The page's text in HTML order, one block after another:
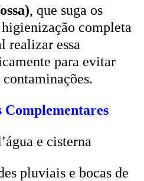
, que suga os
completa
realizar essa
para evitar
Complementares
e cisterna
pluviais e bocas de